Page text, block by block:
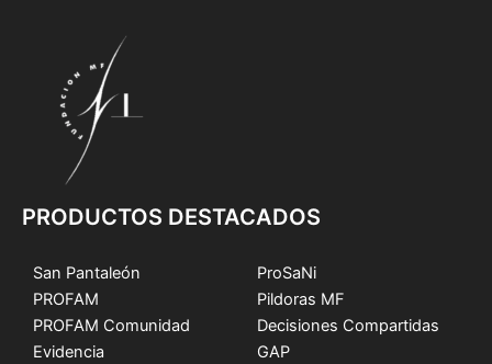
PRODUCTOS DESTACADOS
San Pantaleón
PROFAM
PROFAM Comunidad
Evidencia
ProSaNi
Pildoras MF
Decisiones Compartidas
GAP